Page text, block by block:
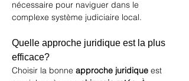
nécessaire pour naviguer dans le
complexe système judiciaire local.
Quelle approche juridique est la plus
efficace?
Choisir la bonne approche juridique est